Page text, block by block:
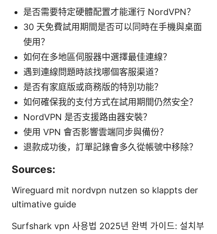
是否需要特定硬體配置才能運行 NordVPN？
30 天免費試用期間是否可以同時在手機與桌面
使用？
如何在多地區伺服器中選擇最佳連線？
遇到連線問題時該找哪個客服渠道？
是否有家庭版或商務版的特別功能？
如何確保我的支付方式在試用期間仍然安全？
NordVPN 是否支援路由器安裝？
使用 VPN 會否影響雲端同步與備份？
退款成功後，訂單記錄會多久從帳號中移除？
Sources:
Wireguard mit nordvpn nutzen so klappts der
ultimative guide
Surfshark vpn 사용법 2025년 완벽 가이드: 설치부